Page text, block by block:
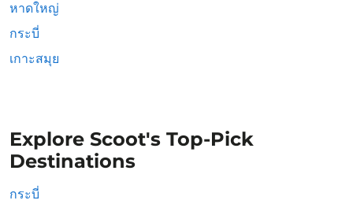
หาดใหญ่
กระบี่
เกาะสมุย
Explore Scoot's Top-Pick
Destinations
กระบี่